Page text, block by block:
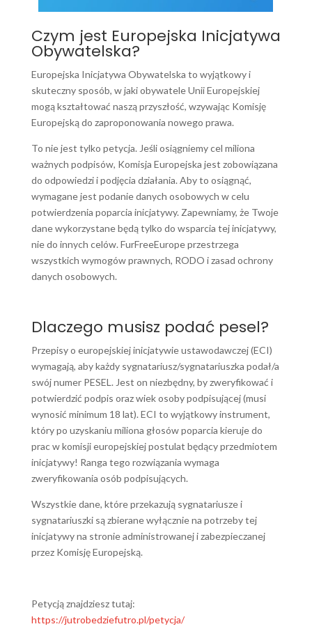
Czym jest Europejska Inicjatywa
Obywatelska?
Europejska Inicjatywa Obywatelska to wyjątkowy i
skuteczny sposób, w jaki obywatele Unii Europejskiej
mogą kształtować naszą przyszłość, wzywając Komisję
Europejską do zaproponowania nowego prawa.
To nie jest tylko petycja. Jeśli osiągniemy cel miliona
ważnych podpisów, Komisja Europejska jest zobowiązana
do odpowiedzi i podjęcia działania. Aby to osiągnąć,
wymagane jest podanie danych osobowych w celu
potwierdzenia poparcia inicjatywy. Zapewniamy, że Twoje
dane wykorzystane będą tylko do wsparcia tej inicjatywy,
nie do innych celów. FurFreeEurope przestrzega
wszystkich wymogów prawnych, RODO i zasad ochrony
danych osobowych.
Dlaczego musisz podać pesel?
Przepisy o europejskiej inicjatywie ustawodawczej (ECI)
wymagają, aby każdy sygnatariusz/sygnatariuszka podał/a
swój numer PESEL. Jest on niezbędny, by zweryfikować i
potwierdzić podpis oraz wiek osoby podpisującej (musi
wynosić minimum 18 lat). ECI to wyjątkowy instrument,
który po uzyskaniu miliona głosów poparcia kieruje do
prac w komisji europejskiej postulat będący przedmiotem
inicjatywy! Ranga tego rozwiązania wymaga
zweryfikowania osób podpisujących.
Wszystkie dane, które przekazują sygnatariusze i
sygnatariuszki są zbierane wyłącznie na potrzeby tej
inicjatywy na stronie administrowanej i zabezpieczanej
przez Komisję Europejską.
Petycją znajdziesz tutaj:
https://jutrobedziefutro.pl/petycja/